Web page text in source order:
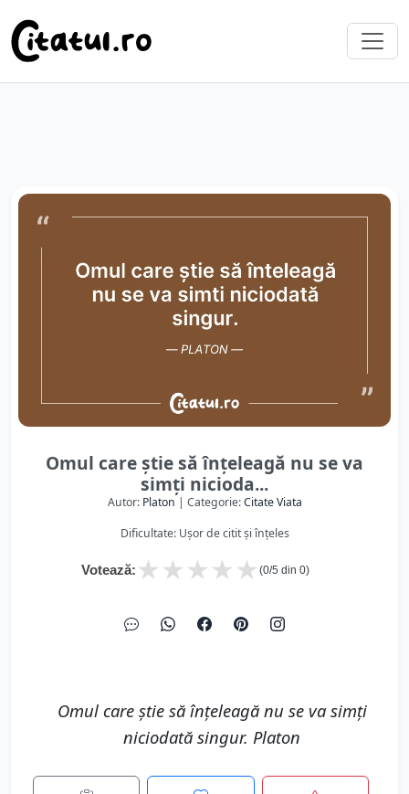
Omul care știe să înțeleagă nu se va
simți nicioda...
Autor: Platon | Categorie:Citate Viata
Dificultate: Ușor de citit și înțeles
Votează: ★
★
★
★
★ (0/5 din 0)
Omul care știe să înțeleagă nu se va simți
niciodată singur. Platon